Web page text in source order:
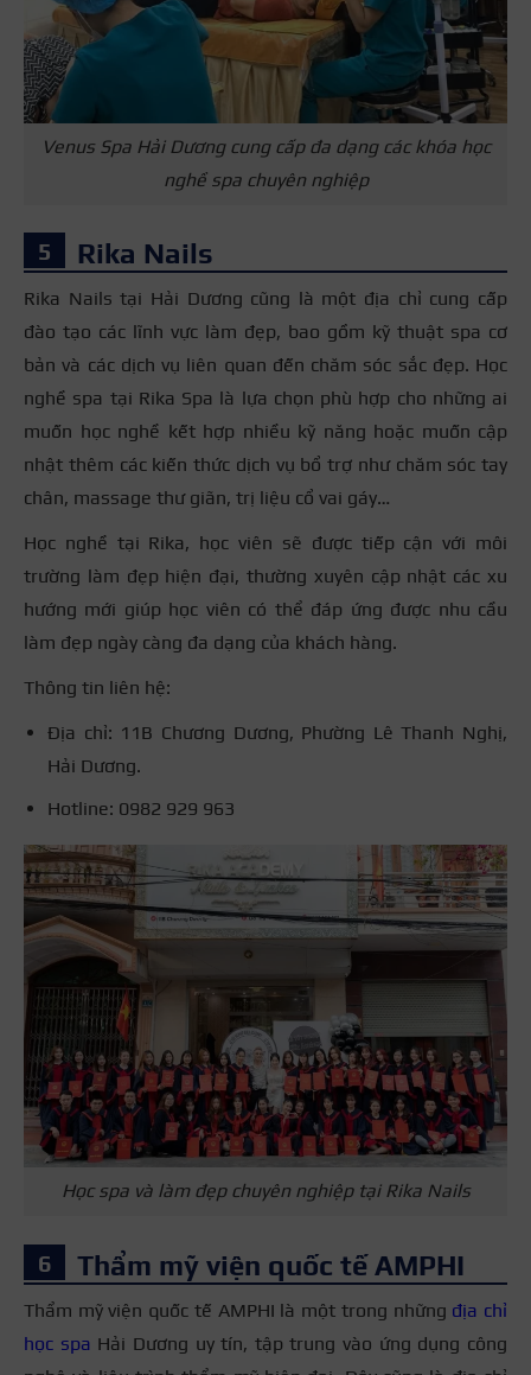
Venus Spa Hải Dương cung cấp đa dạng các khóa học
nghề spa chuyên nghiệp
Rika Nails
Rika Nails tại Hải Dương cũng là một địa chỉ cung cấp
đào tạo các lĩnh vực làm đẹp, bao gồm kỹ thuật spa cơ
bản và các dịch vụ liên quan đến chăm sóc sắc đẹp. Học
nghề spa tại Rika Spa là lựa chọn phù hợp cho những ai
muốn học nghề kết hợp nhiều kỹ năng hoặc muốn cập
nhật thêm các kiến thức dịch vụ bổ trợ như chăm sóc tay
chân, massage thư giãn, trị liệu cổ vai gáy…
Học nghề tại Rika, học viên sẽ được tiếp cận với môi
trường làm đẹp hiện đại, thường xuyên cập nhật các xu
hướng mới giúp học viên có thể đáp ứng được nhu cầu
làm đẹp ngày càng đa dạng của khách hàng.
Thông tin liên hệ:
Địa chỉ: 11B Chương Dương, Phường Lê Thanh Nghị,
Hải Dương.
Hotline: 0982 929 963
Học spa và làm đẹp chuyên nghiệp tại Rika Nails
Thẩm mỹ viện quốc tế AMPHI
Thẩm mỹ viện quốc tế AMPHI là một trong những địa chỉ
học spa Hải Dương uy tín, tập trung vào ứng dụng công